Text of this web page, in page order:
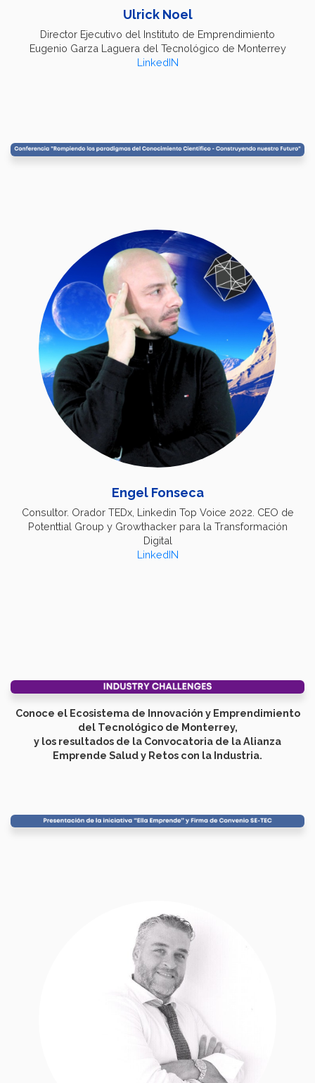
Ulrick Noel
Director Ejecutivo del Instituto de Emprendimiento
Eugenio Garza Laguera del Tecnológico de Monterrey
LinkedIN
Engel Fonseca
Consultor. Orador TEDx, Linkedin Top Voice 2022. CEO de
Potenttial Group y Growthacker para la Transformación
Digital
LinkedIN
Conoce el Ecosistema de Innovación y Emprendimiento
del Tecnológico de Monterrey,
y los resultados de la Convocatoria de la Alianza
Emprende Salud y Retos con la Industria.